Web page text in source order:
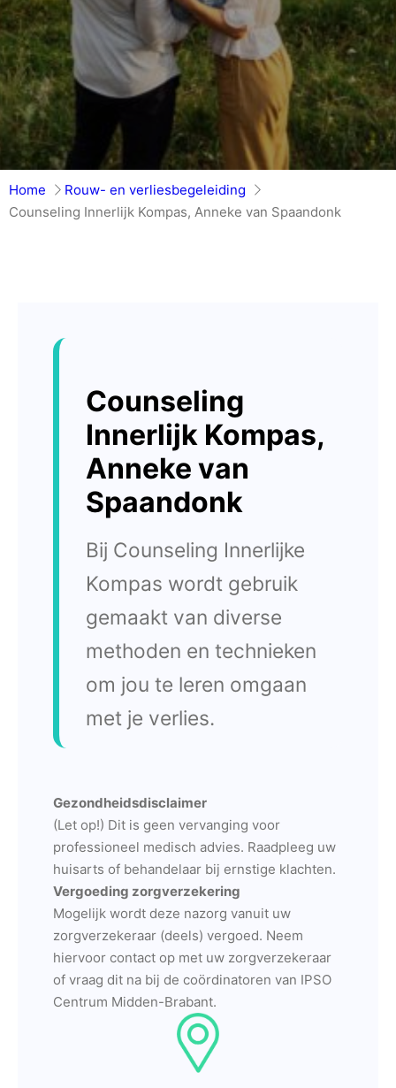
Home
Rouw- en verliesbegeleiding
Counseling Innerlijk Kompas, Anneke van Spaandonk
Counseling
Innerlijk Kompas,
Anneke van
Spaandonk
Bij Counseling Innerlijke
Kompas wordt gebruik
gemaakt van diverse
methoden en technieken
om jou te leren omgaan
met je verlies.
Gezondheidsdisclaimer
(Let op!) Dit is geen vervanging voor
professioneel medisch advies. Raadpleeg uw
huisarts of behandelaar bij ernstige klachten.
Vergoeding zorgverzekering
Mogelijk wordt deze nazorg vanuit uw
zorgverzekeraar (deels) vergoed. Neem
hiervoor contact op met uw zorgverzekeraar
of vraag dit na bij de coördinatoren van IPSO
Centrum Midden-Brabant.